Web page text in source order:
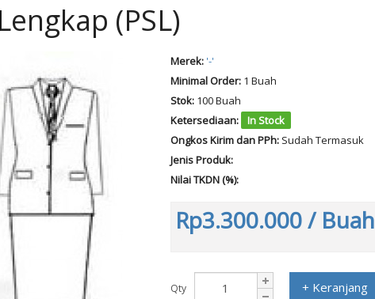
(PSL)
Merek: '-'
Minimal Order:1 Buah
Stok:100 Buah
Ketersediaan:
In Stock
Ongkos Kirim dan PPh: Sudah Termasuk
Jenis Produk:
Nilai TKDN (%):
Rp3.300.000/ Buah
Qty + Keranjang